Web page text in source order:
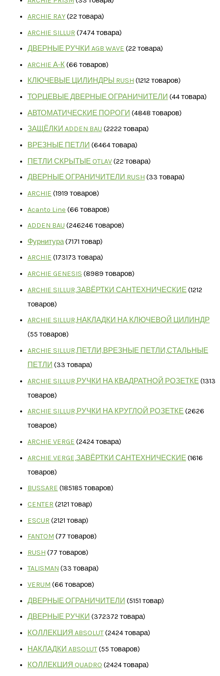
ARCHIE RAY 22 товара
ARCHIE SILLUR 7474 товара
ДВЕРНЫЕ РУЧКИ AGB WAVE 22 товара
ARCHIE А-К 66 товаров
КЛЮЧЕВЫЕ ЦИЛИНДРЫ RUSH 1212 товаров
ТОРЦЕВЫЕ ДВЕРНЫЕ ОГРАНИЧИТЕЛИ 44 товара
АВТОМАТИЧЕСКИЕ ПОРОГИ 4848 товаров
ЗАЩЁЛКИ ADDEN BAU 2222 товара
ВРЕЗНЫЕ ПЕТЛИ 6464 товара
ПЕТЛИ СКРЫТЫЕ OTLAV 22 товара
ДВЕРНЫЕ ОГРАНИЧИТЕЛИ RUSH 33 товара
ARCHIE 1919 товаров
Acanto Line 66 товаров
ADDEN BAU 246246 товаров
Фурнитура 7171 товар
ARCHIE 173173 товара
ARCHIE GENESIS 8989 товаров
ARCHIE SILLUR,ЗАВЁРТКИ САНТЕХНИЧЕСКИЕ 1212
товаров
ARCHIE SILLUR,НАКЛАДКИ НА КЛЮЧЕВОЙ ЦИЛИНДР
55 товаров
ARCHIE SILLUR,ПЕТЛИ,ВРЕЗНЫЕ ПЕТЛИ,СТАЛЬНЫЕ
ПЕТЛИ 33 товара
ARCHIE SILLUR,РУЧКИ НА КВАДРАТНОЙ РОЗЕТКЕ 1313
товаров
ARCHIE SILLUR,РУЧКИ НА КРУГЛОЙ РОЗЕТКЕ 2626
товаров
ARCHIE VERGE 2424 товара
ARCHIE VERGE,ЗАВЁРТКИ САНТЕХНИЧЕСКИЕ 1616
товаров
BUSSARE 185185 товаров
CENTER 2121 товар
ESCUR 2121 товар
FANTOM 77 товаров
RUSH 77 товаров
TALISMAN 33 товара
VERUM 66 товаров
ДВЕРНЫЕ ОГРАНИЧИТЕЛИ 5151 товар
ДВЕРНЫЕ РУЧКИ 372372 товара
КОЛЛЕКЦИЯ ABSOLUT 2424 товара
НАКЛАДКИ ABSOLUT 55 товаров
КОЛЛЕКЦИЯ QUADRO 2424 товара